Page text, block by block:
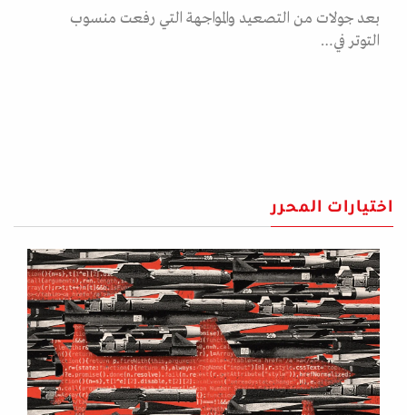
بعد جولات من التصعيد والمواجهة التي رفعت منسوب
التوتر في…
اختيارات المحرر